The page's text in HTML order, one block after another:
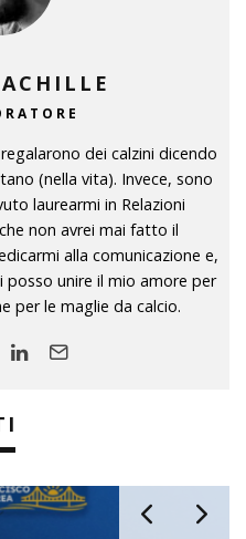
dei calzini dicendo
(nella vita). Invece, sono
laurearmi in Relazioni
non avrei mai fatto il
alla comunicazione e,
posso unire il mio amore per
per le maglie da calcio.